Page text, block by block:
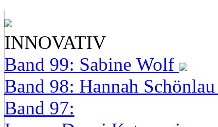
INNOVATIV
Band 99: Sabine Wolf
Band 98: Hannah
Band 97: